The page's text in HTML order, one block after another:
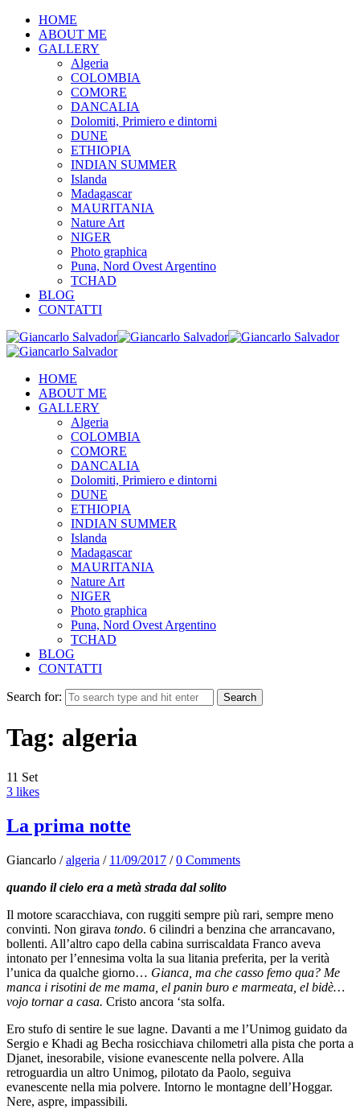
HOME
ABOUT ME
GALLERY
Algeria
COLOMBIA
COMORE
DANCALIA
Dolomiti, Primiero e dintorni
DUNE
ETHIOPIA
INDIAN SUMMER
Islanda
Madagascar
MAURITANIA
Nature Art
NIGER
Photo graphica
Puna, Nord Ovest Argentino
TCHAD
BLOG
CONTATTI
HOME
ABOUT ME
GALLERY
Algeria
COLOMBIA
COMORE
DANCALIA
Dolomiti, Primiero e dintorni
DUNE
ETHIOPIA
INDIAN SUMMER
Islanda
Madagascar
MAURITANIA
Nature Art
NIGER
Photo graphica
Puna, Nord Ovest Argentino
TCHAD
BLOG
CONTATTI
Search for:
Tag: algeria
11 Set
3 likes
La prima notte
Giancarlo /algeria / 11/09/2017 /0 Comments
quando il cielo era a metà strada dal solito
Il motore scaracchiava, con ruggiti sempre più rari, sempre meno
convinti. Non girava tondo. 6 cilindri a benzina che arrancavano,
bollenti. All’altro capo della cabina surriscaldata Franco aveva
intonato per l’ennesima volta la sua litania preferita, per la verità
l’unica da qualche giorno… Gianca, ma che casso femo qua? Me
manca i risotini de me mama, el panin buro e marmeata, el bidè…
vojo tornar a casa. Cristo ancora ‘sta solfa.
Ero stufo di sentire le sue lagne. Davanti a me l’Unimog guidato da
Sergio e Khadi ag Becha rosicchiava chilometri alla pista che porta a
Djanet, inesorabile, visione evanescente nella polvere. Alla
retroguardia un altro Unimog, pilotato da Paolo, seguiva
evanescente nella mia polvere. Intorno le montagne dell’Hoggar.
Nere, aspre, impassibili.